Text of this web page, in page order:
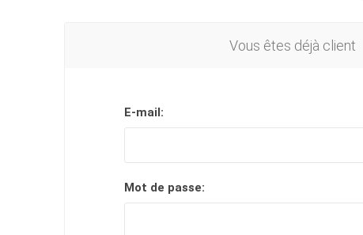
Vous êtes déjà client
E-mail:
Mot de passe: